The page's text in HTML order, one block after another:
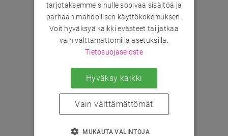
tarjotaksemme sinulle sopivaa sisältöä ja
parhaan mahdollisen käyttökokemuksen.
Voit hyväksyä kaikki evästeet tai jatkaa
vain välttämättömillä asetuksilla.
Tietosuojaseloste
Hyväksy kaikki
Vain välttämättömät
MUKAUTA VALINTOJA